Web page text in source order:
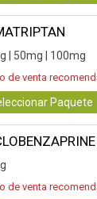
| 50mg | 100mg
de venta
Paquete
de venta